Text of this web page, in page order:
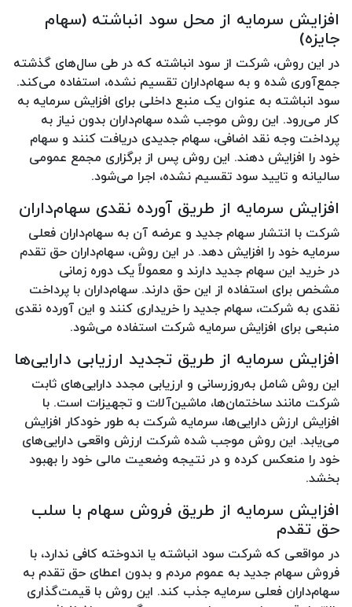
افزایش سرمایه از محل سود انباشته (سهام
جایزه)
در این روش، شرکت از سود انباشته که در طی سال‌های گذشته
جمع‌آوری شده و به سهام‌داران تقسیم نشده، استفاده می‌کند.
سود انباشته به عنوان یک منبع داخلی برای افزایش سرمایه به
کار می‌رود. این روش موجب شده سهام‌داران بدون نیاز به
پرداخت وجه نقد اضافی، سهام جدیدی دریافت کنند و سهام
خود را افزایش دهند. این روش پس از برگزاری مجمع عمومی
سالیانه و تایید سود تقسیم نشده، اجرا می‌شود.
افزایش سرمایه از طریق آورده نقدی سهام‌داران
شرکت با انتشار سهام جدید و عرضه آن به سهام‌داران فعلی
سرمایه خود را افزایش دهد. در این روش، سهام‌داران حق تقدم
در خرید این سهام جدید دارند و معمولاً یک دوره زمانی
مشخص برای استفاده از این حق دارند. سهام‌داران با پرداخت
نقدی به شرکت، سهام جدید را خریداری کنند و این آورده نقدی
منبعی برای افزایش سرمایه شرکت استفاده می‌شود.
افزایش سرمایه از طریق تجدید ارزیابی دارایی‌ها
این روش شامل به‌روزرسانی و ارزیابی مجدد دارایی‌های ثابت
شرکت مانند ساختمان‌ها، ماشین‌آلات و تجهیزات است. با
افزایش ارزش دارایی‌ها، سرمایه شرکت به طور خودکار افزایش
می‌یابد. این روش موجب شده شرکت ارزش واقعی دارایی‌های
خود را منعکس کرده و در نتیجه وضعیت مالی خود را بهبود
بخشد.
افزایش سرمایه از طریق فروش سهام با سلب
حق تقدم
در مواقعی که شرکت سود انباشته یا اندوخته کافی ندارد، با
فروش سهام جدید به عموم مردم و بدون اعطای حق تقدم به
سهام‌داران فعلی سرمایه جذب کند. این روش با قیمت‌گذاری